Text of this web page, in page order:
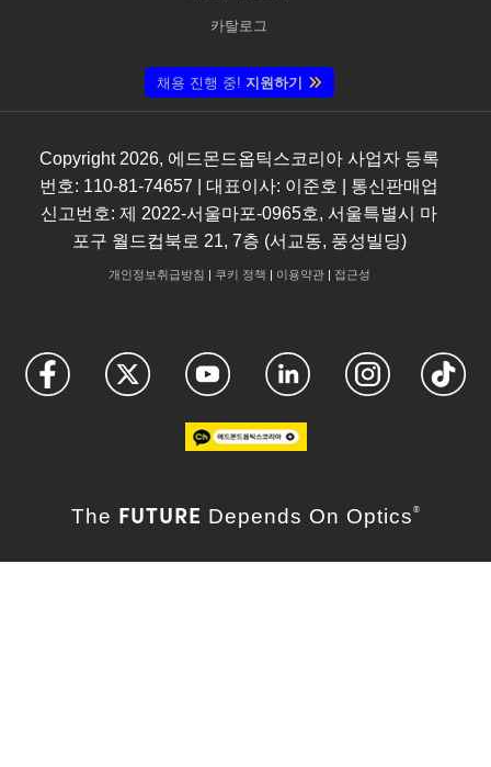
카탈로그
채용 진행 중! 지원하기
Copyright 2026, 에드몬드옵틱스코리아 사업자 등록
번호: 110-81-74657 | 대표이사: 이준호 | 통신판매업
신고번호: 제 2022-서울마포-0965호, 서울특별시 마
포구 월드컵북로 21, 7층 (서교동, 풍성빌딩)
개인정보취급방침 | 쿠키 정책 | 이용약관| 접근성
The FUTURE Depends On Optics ®